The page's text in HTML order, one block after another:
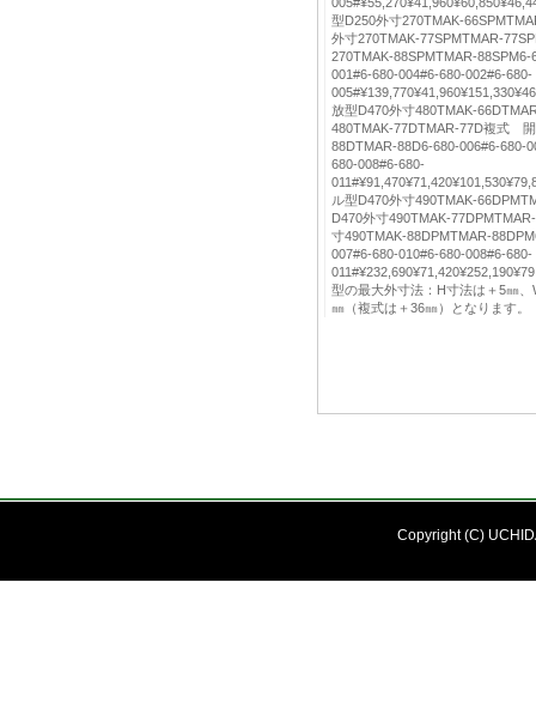
型D250外寸270TMAK-
外寸270TMAK-77SPMTMAR-
270TMAK-88SPMTMAR-
001#6-680-004#6-680-002#6-680-
放型D470外寸480TMAK-
480TMAK-77DTMAR-77D複式
88DTMAR-88D6-680-006#6-680-
680-008#6-680-
ル型D470外寸490TMAK-
D470外寸490TMAK-
寸490TMAK-88DPMTMAR-
007#6-680-010#6-680-008#6-680-
型の最大外寸法：H寸法は＋5㎜
㎜（複式は＋36㎜）となります。
Copyright (C)